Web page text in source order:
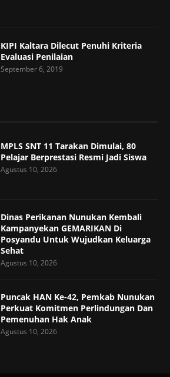
KIPI Kaltara Dilecut Penuhi Kriteria
Evaluasi Penilaian
September 6, 2019
MPLS SNT 11 Tarakan Dimulai, 80
Pelajar Berprestasi Resmi Jadi Siswa
Agustus 10, 2026
Dinas Perikanan Nunukan Kembali
Kampanyekan GEMARIKAN Di
Posyandu Untuk Wujudkan Keluarga
Sehat
Agustus 10, 2026
Puncak HAN Ke-42, Pemkab Nunukan
Perkuat Komitmen Perlindungan Dan
Pemenuhan Hak Anak
Agustus 10, 2026